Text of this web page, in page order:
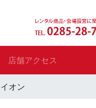
店舗アクセス
オン